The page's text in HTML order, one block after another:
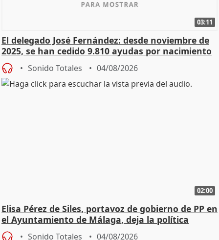
03:11
El delegado José Fernández: desde noviembre de
2025, se han cedido 9.810 ayudas por nacimiento
Sonido Totales 04/08/2026
02:00
Elisa Pérez de Siles, portavoz de gobierno de PP en
el Ayuntamiento de Málaga, deja la política
Sonido Totales 04/08/2026